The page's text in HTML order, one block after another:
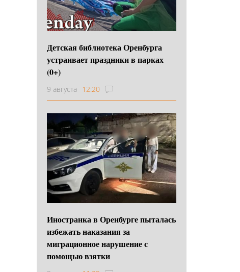
Детская библиотека Оренбурга
устраивает праздники в парках
(0+)
9 августа 12:20
Иностранка в Оренбурге пыталась
избежать наказания за
миграционное нарушение с
помощью взятки